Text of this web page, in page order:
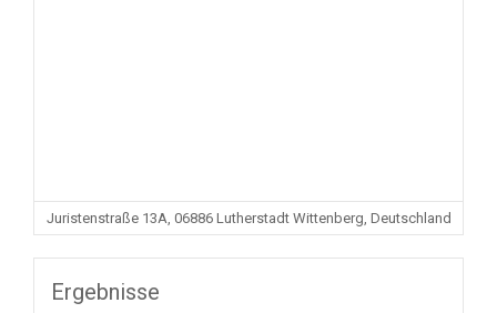
Juristenstraße 13A, 06886 Lutherstadt Wittenberg, Deutschland
Ergebnisse